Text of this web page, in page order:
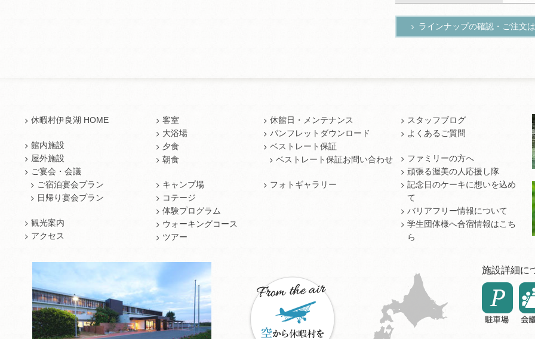
ラインナップの確認・ご注文
休暇村伊良湖 HOME
館内施設
屋外施設
ご宴会・会議
ご宿泊宴会プラン
日帰り宴会プラン
観光案内
アクセス
客室
大浴場
夕食
朝食
キャンプ場
コテージ
体験プログラム
ウォーキングコース
ツアー
休館日・メンテナンス
パンフレットダウンロード
ベストレート保証
ベストレート保証お問い合わせ
フォトギャラリー
スタッフブログ
よくあるご質問
ファミリーの方へ
頑張る渥美の人応援し隊
記念日のケーキに想いを込め
て
バリアフリー情報について
学生団体様へ合宿情報はこち
ら
施設詳細に